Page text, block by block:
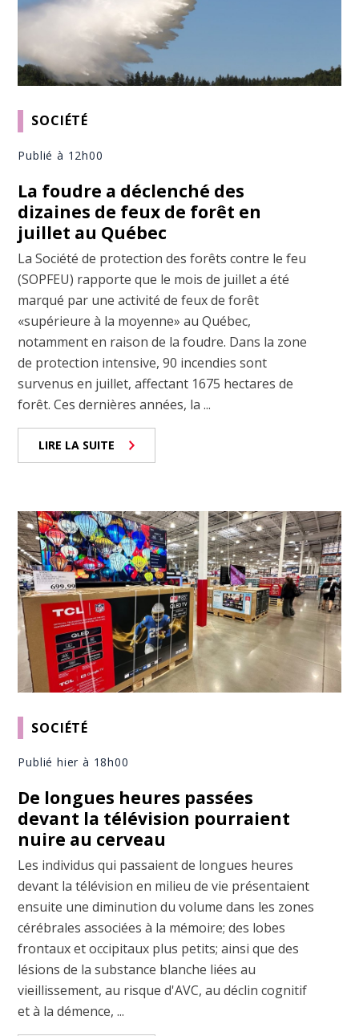
SOCIÉTÉ
Publié à 12h00
La foudre a déclenché des
dizaines de feux de forêt en
juillet au Québec
La Société de protection des forêts contre le feu
(SOPFEU) rapporte que le mois de juillet a été
marqué par une activité de feux de forêt
«supérieure à la moyenne» au Québec,
notamment en raison de la foudre. Dans la zone
de protection intensive, 90 incendies sont
survenus en juillet, affectant 1675 hectares de
forêt. Ces dernières années, la ...
LIRE LA SUITE
SOCIÉTÉ
Publié hier à 18h00
De longues heures passées
devant la télévision pourraient
nuire au cerveau
Les individus qui passaient de longues heures
devant la télévision en milieu de vie présentaient
ensuite une diminution du volume dans les zones
cérébrales associées à la mémoire; des lobes
frontaux et occipitaux plus petits; ainsi que des
lésions de la substance blanche liées au
vieillissement, au risque d'AVC, au déclin cognitif
et à la démence, ...